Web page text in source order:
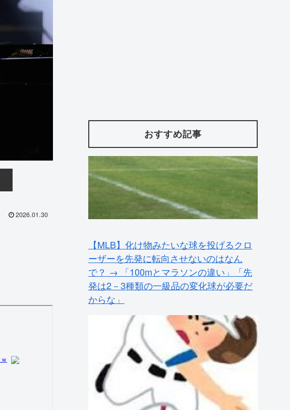
2026.01.30
おすすめ記事
【MLB】化け物みたいな球を投げるクロ
ーザーを先発に転向させないのはなん
で？ → 「100mとマラソンの違い」「先
発は2－3種類の一級品の変化球が必要だ
からな」
外国人「アジア杯で優勝するんだ」日本
代表、W杯ポット1入りに現実味!?2030大
会で出場枠「64」なら追い風に！アメリ
カ人もポット1争いに熱視線！【海外の反